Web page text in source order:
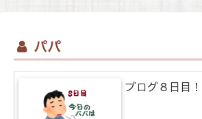
パパ
ブログ８日目！